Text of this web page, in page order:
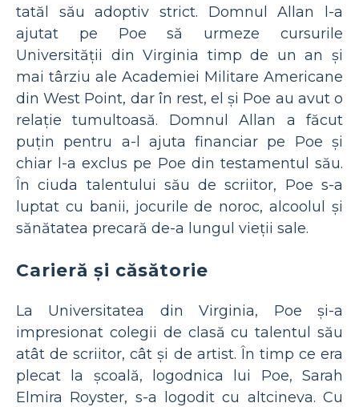
tatăl său adoptiv strict. Domnul Allan l-a
ajutat pe Poe să urmeze cursurile
Universității din Virginia timp de un an și
mai târziu ale Academiei Militare Americane
din West Point, dar în rest, el și Poe au avut o
relație tumultoasă. Domnul Allan a făcut
puțin pentru a-l ajuta financiar pe Poe și
chiar l-a exclus pe Poe din testamentul său.
În ciuda talentului său de scriitor, Poe s-a
luptat cu banii, jocurile de noroc, alcoolul și
sănătatea precară de-a lungul vieții sale.
Carieră și căsătorie
La Universitatea din Virginia, Poe și-a
impresionat colegii de clasă cu talentul său
atât de scriitor, cât și de artist. În timp ce era
plecat la școală, logodnica lui Poe, Sarah
Elmira Royster, s-a logodit cu altcineva. Cu